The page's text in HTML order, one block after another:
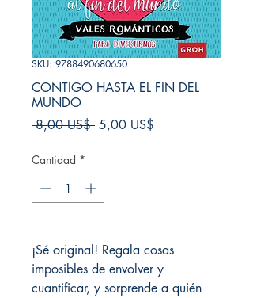
SKU: 9788490680650
CONTIGO HASTA EL FIN DEL
MUNDO
8,00 US$ Precio
5,00 US$
Cantidad *
¡Sé original! Regala cosas
imposibles de envolver y
cuantificar, y sorprende a quién